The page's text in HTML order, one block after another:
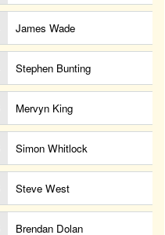
James Wade
Stephen Bunting
Mervyn King
Simon Whitlock
Steve West
Brendan Dolan